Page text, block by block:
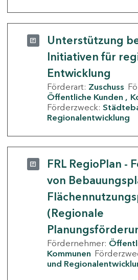
Unterstützung
Initiativen für
Entwicklung
Förderart: Zuschuss
Öffentliche Kunden
Förderzweck:
Regionalentwicklung
FRL RegioPlan -
von
(Regionale
Fördernehmer:
Kommunen
und